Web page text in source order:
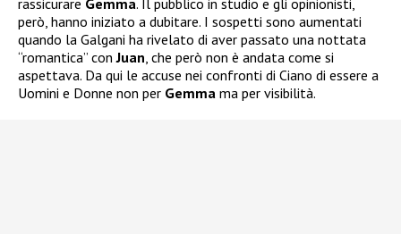
rassicurare Gemma. Il pubblico in studio e gli opinionisti,
però, hanno iniziato a dubitare. I sospetti sono aumentati
quando la Galgani ha rivelato di aver passato una nottata
“romantica” conJuan, che però non è andata come si
aspettava. Da qui le accuse nei confronti di Ciano di essere a
Uomini e Donne non per Gemma ma per visibilità.